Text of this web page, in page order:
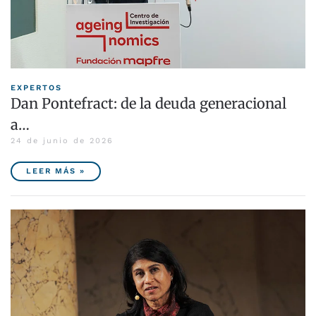
EXPERTOS
Dan Pontefract: de la deuda generacional
a…
24 de junio de 2026
LEER MÁS »